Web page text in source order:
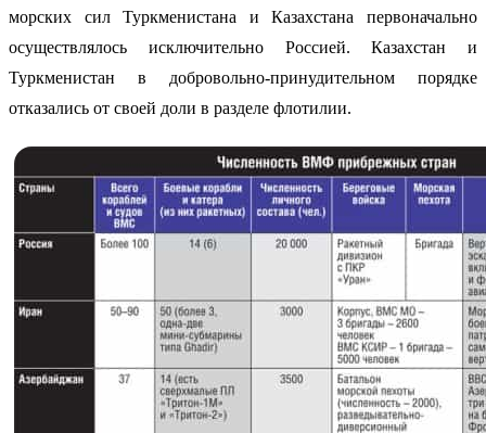
морских сил Туркменистана и Казахстана первоначально
осуществлялось исключительно Россией. Казахстан и
Туркменистан в добровольно-принудительном порядке
отказались от своей доли в разделе флотилии.